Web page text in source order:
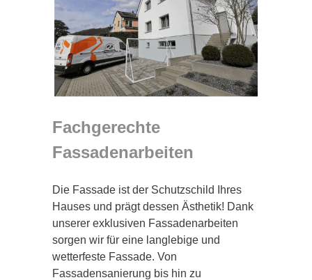
Fachgerechte
Fassadenarbeiten
Die Fassade ist der Schutzschild Ihres
Hauses und prägt dessen Ästhetik! Dank
unserer exklusiven Fassadenarbeiten
sorgen wir für eine langlebige und
wetterfeste Fassade. Von
Fassadensanierung bis hin zu